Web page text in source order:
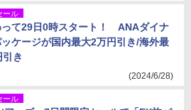
ール
って29日0時スタート！ ANAダイナ
ッケージが国内最大2万円引き/海外最
き
(2024/6/28)
ール